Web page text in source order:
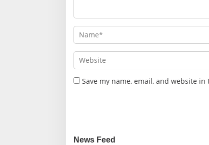
Save my name, email, and website
News Feed